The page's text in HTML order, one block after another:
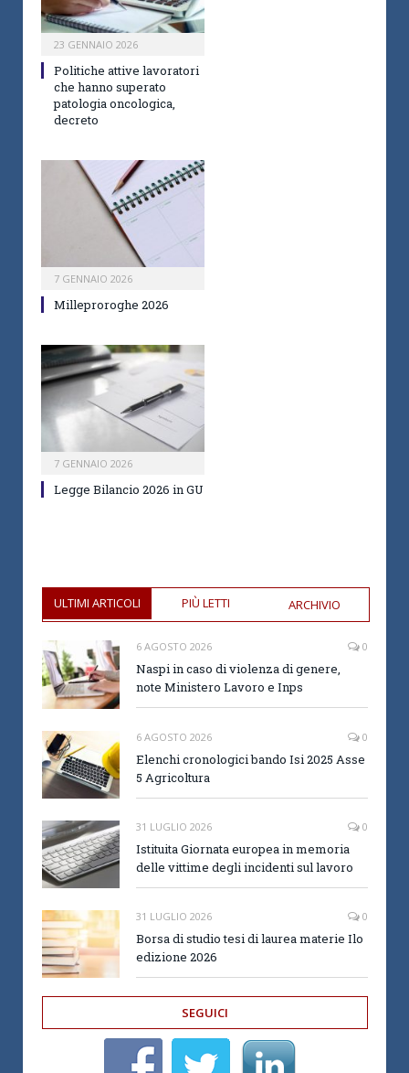
23 GENNAIO 2026
Politiche attive lavoratori
che hanno superato
patologia oncologica,
decreto
7 GENNAIO 2026
Milleproroghe 2026
7 GENNAIO 2026
Legge Bilancio 2026 in GU
ULTIMI ARTICOLI PIÙ LETTI ARCHIVIO
6 AGOSTO 2026 0
Naspi in caso di violenza di genere,
note Ministero Lavoro e Inps
6 AGOSTO 2026 0
Elenchi cronologici bando Isi 2025 Asse
5 Agricoltura
31 LUGLIO 2026 0
Istituita Giornata europea in memoria
delle vittime degli incidenti sul lavoro
31 LUGLIO 2026 0
Borsa di studio tesi di laurea materie Ilo
edizione 2026
SEGUICI